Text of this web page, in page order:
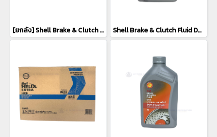
[ยกลัง] Shell Brake & Clutch Fluid DOT 3 Synthetic น้ำมันเบรค & คลัทช์ (12x1L) Shell Brake & Clutch Fluid DOT 4 Synthetic น้ำมันเบรค & คลัทช์ มาตราฐานสูง (500ML.)